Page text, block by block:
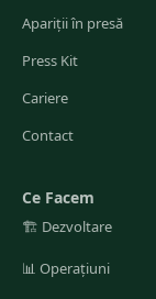
Apariții în presă
Press Kit
Cariere
Contact
Ce Facem
🏗️ Dezvoltare
📊 Operațiuni